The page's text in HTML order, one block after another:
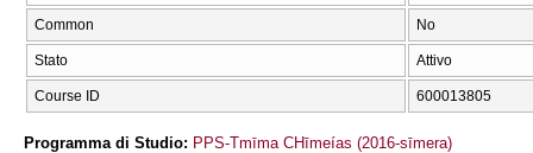
Common No
Stato Attivo
Course ID 600013805
Programma di Studio: PPS-Tmīma CΗīmeías (2016-sīmera)